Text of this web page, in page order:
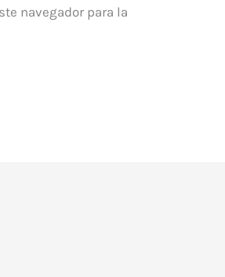
navegador para la